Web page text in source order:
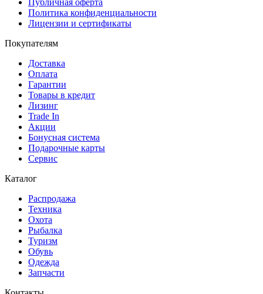
Политика конфиденциальности
Лицензии и сертификаты
Покупателям
Доставка
Оплата
Гарантии
Товары в кредит
Лизинг
Trade In
Акции
Бонусная система
Подарочные карты
Сервис
Каталог
Распродажа
Техника
Охота
Рыбалка
Туризм
Обувь
Одежда
Запчасти